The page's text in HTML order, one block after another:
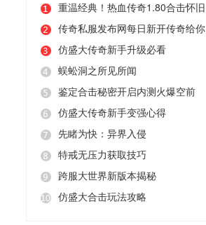
重温经典！热血传奇1.80合击怀旧
传奇私服发布网每日新开传奇给你
仿盛大传奇新手升级必看
蜈蚣洞之所见所闻
鉴定合击秘密开启内测火爆空前
仿盛大传奇新手变强心得
先睹为快：异界入侵
特戒无压力获取技巧
跨服大世界新版本揭秘
仿盛大合击玩法攻略